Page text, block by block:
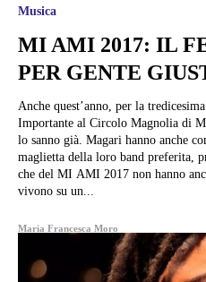
Musica
MI AMI 2017: IL
PER GENTE
Anche quest’anno, per la
Importante al Circolo Magnolia di
lo sanno già. Magari hanno anche
maglietta della loro band preferita, pronti a
che del MI AMI 2017 non hanno
vivono su un...
Maria Francesca Moro